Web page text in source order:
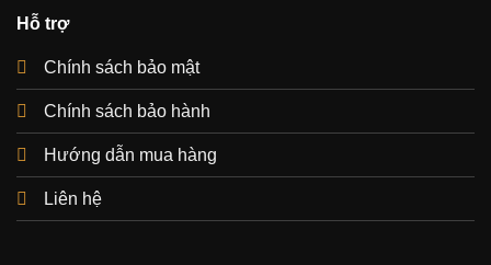
Hỗ trợ
Chính sách bảo mật
Chính sách bảo hành
Hướng dẫn mua hàng
Liên hệ